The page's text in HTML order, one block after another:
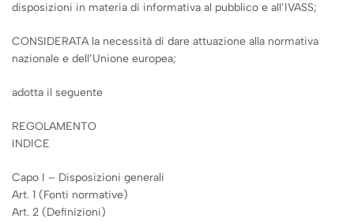
disposizioni in materia di informativa al pubblico e all’IVASS;
CONSIDERATA la necessità di dare attuazione alla normativa
nazionale e dell’Unione europea;
adotta il seguente
REGOLAMENTO
INDICE
Capo I – Disposizioni generali
Art. 1 (Fonti normative)
Art. 2 (Definizioni)